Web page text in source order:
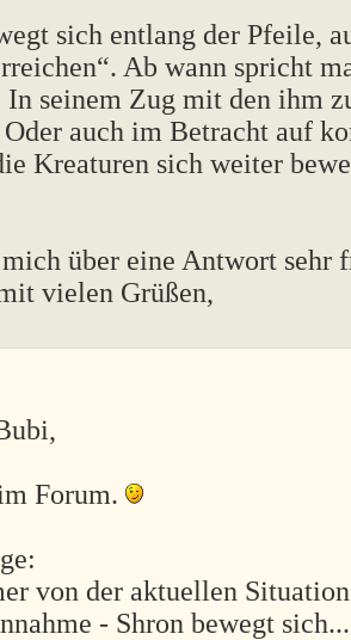
sich entlang der Pfeile,
Ab wann spricht
In seinem Zug mit den ihm
auch im Betracht auf
Kreaturen sich weiter
über eine Antwort sehr
vielen Grüßen,
Forum.
von der aktuellen
- Shron bewegt sich...